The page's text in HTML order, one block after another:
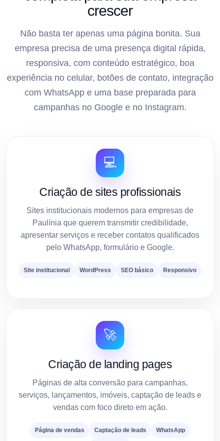
crescer
Não basta ter apenas uma página bonita. Sua
empresa precisa de uma presença digital rápida,
responsiva, com conteúdo estratégico, boa
experiência no celular, botões de contato, integração
com WhatsApp e uma base preparada para
campanhas no Google e no Instagram.
💻
Criação de sites profissionais
Sites institucionais modernos para empresas de
Paulínia que querem transmitir credibilidade,
apresentar serviços e receber contatos qualificados
pelo WhatsApp, formulário e Google.
Site institucional WordPress SEO básico Responsivo
🚀
Criação de landing pages
Páginas de alta conversão para campanhas,
serviços, lançamentos, imóveis, captação de leads e
vendas com foco direto em ação.
Página de vendas Captação de leads WhatsApp